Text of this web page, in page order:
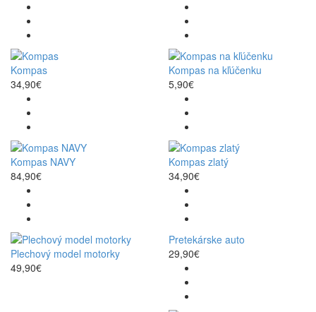
Kompas
34,90€
Kompas na kľúčenku
5,90€
Kompas NAVY
84,90€
Kompas zlatý
34,90€
Plechový model motorky
49,90€
Pretekárske auto
29,90€